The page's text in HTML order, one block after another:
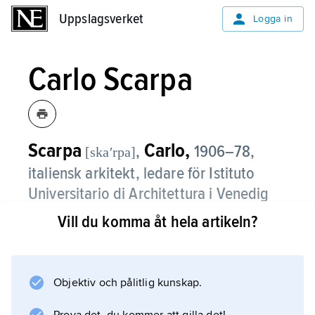
Uppslagsverket Logga in
Carlo Scarpa
Scarpa [skaʹrpa], Carlo, 1906–78,
italiensk arkitekt, ledare för Istituto
Universitario di Architettura i Venedig
från 1972.
alltid med stor omsorg om detaljer och
Vill du komma åt hela artikeln?
Objektiv och pålitlig kunskap.